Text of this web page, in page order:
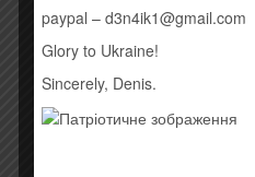
Ethnic music
Music DVD
paypal – d3n4ik1@gmail.com
Glory to Ukraine!
Sincerely, Denis.